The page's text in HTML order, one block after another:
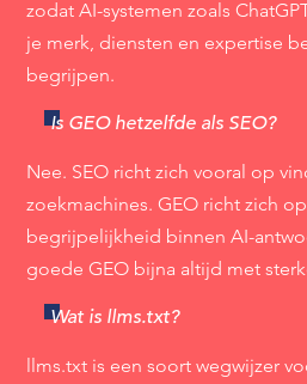
zodat AI-systemen zoals
je merk, diensten en expertise
begrijpen.
Is GEO hetzelfde als SEO?
Nee. SEO richt zich vooral op
zoekmachines. GEO richt zich
begrijpelijkheid binnen AI-
goede GEO bijna altijd met
Wat is llms.txt?
llms.txt is een soort wegwijzer